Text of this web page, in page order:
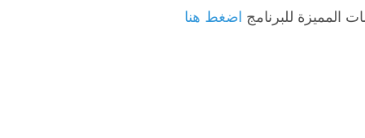
المميزة للبرنامج اضغط هنا